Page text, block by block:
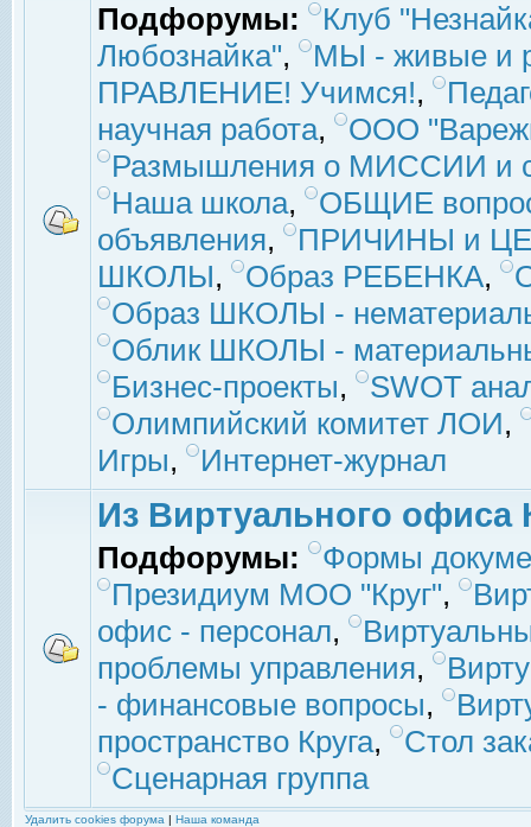
Подфорумы:
Клуб
Любознайка",
МЫ - живые и
ПРАВЛЕНИЕ! Учимся!,
научная работа,
ООО
Размышления о МИССИИ и
Наша школа,
ОБЩИЕ
объявления,
ПРИЧИНЫ и
ШКОЛЫ, Образ РЕБЕНКА,
Образ ШКОЛЫ -
Облик ШКОЛЫ -
Бизнес-проекты,
SWOT
Олимпийский комитет ЛОИ,
Игры, Интернет-журнал
Из Виртуального офиса
Подфорумы:
Формы
Президиум МОО "Круг",
офис - персонал,
проблемы управления,
- финансовые вопросы,
пространство Круга,
Стол
Сценарная группа
Удалить cookies форума | Наша команда